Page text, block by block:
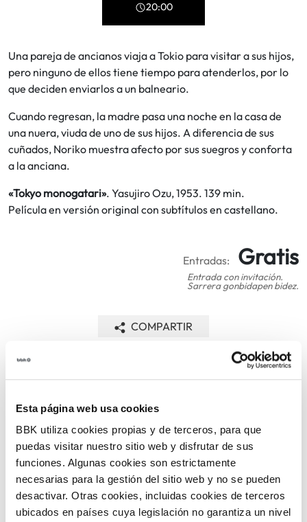
Esta página web usa cookies
BBK utiliza cookies propias y de terceros, para que
puedas visitar nuestro sitio web y disfrutar de sus
funciones. Algunas cookies son estrictamente
necesarias para la gestión del sitio web y no se pueden
desactivar. Otras cookies, incluidas cookies de terceros
ubicados en países cuya legislación no garantiza un nivel
20:00
Una pareja de ancianos viaja a Tokio para visitar a sus hijos,
pero ninguno de ellos tiene tiempo para atenderlos, por lo
que deciden enviarlos a un balneario.
Cuando regresan, la madre pasa una noche en la casa de
una nuera, viuda de uno de sus hijos. A diferencia de sus
cuñados, Noriko muestra afecto por sus suegros y conforta
a la anciana.
«Tokyo monogatari». Yasujiro Ozu, 1953. 139 min.
Película en versión original con subtítulos en castellano.
Entradas: Gratis
Entrada con invitación.
Sarrera gonbidapen bidez.
COMPARTIR
TEMÁTICAS